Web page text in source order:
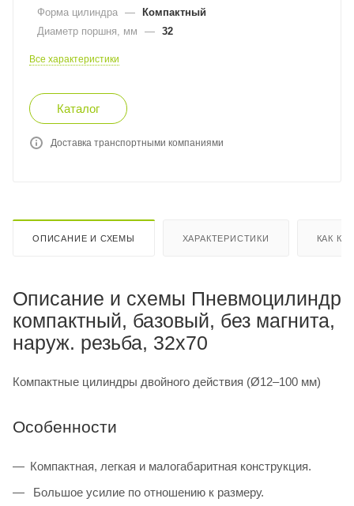
Форма цилиндра — Компактный
Диаметр поршня, мм
— 32
Все характеристики
Каталог
Доставка транспортными компаниями
ОПИСАНИЕ И СХЕМЫ ХАРАКТЕРИСТИКИ КАК
Описание и схемы Пневмоцилиндр
компактный, базовый, без магнита,
наруж. резьба, 32x70
Компактные цилиндры двойного действия (Ø12–100 мм)
Особенности
Компактная, легкая и малогабаритная конструкция.
Большое усилие по отношению к размеру.